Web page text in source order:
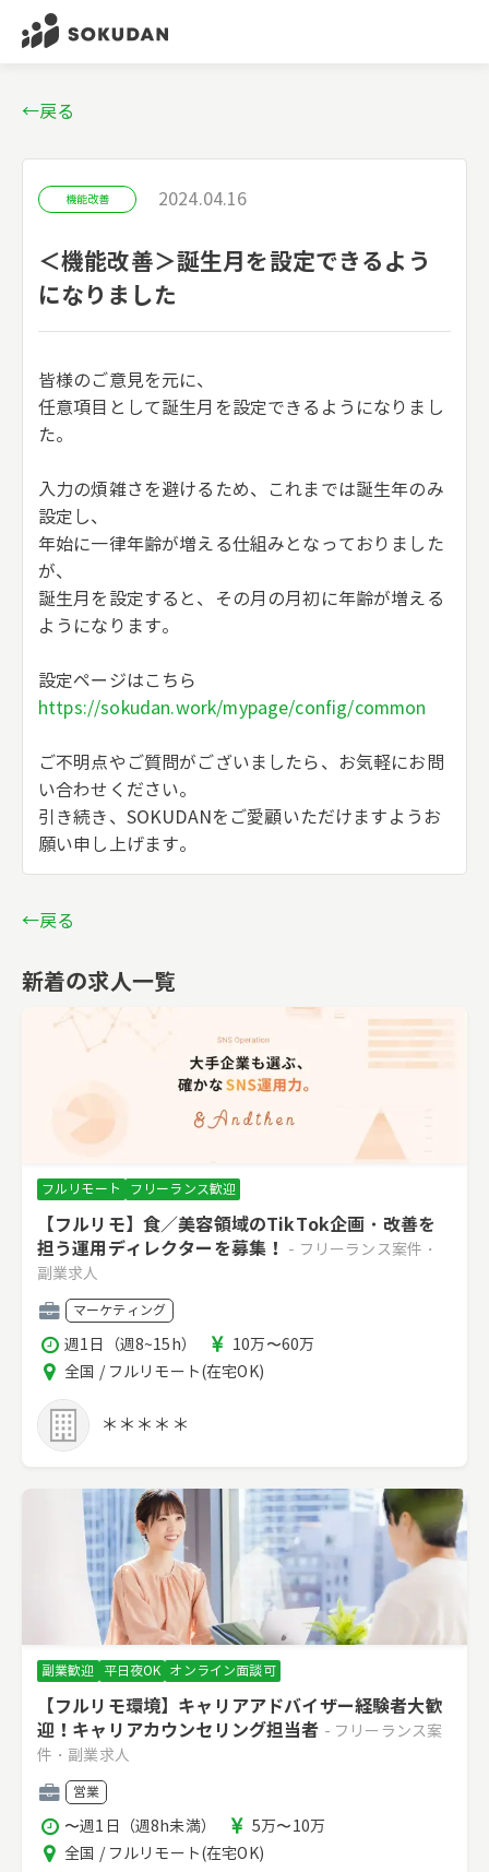
←戻る
機能改善 2024.04.16
＜機能改善＞誕生月を設定できるよう
になりました
皆様のご意見を元に、
任意項目として誕生月を設定できるようになりまし
た。
入力の煩雑さを避けるため、これまでは誕生年のみ
設定し、
年始に一律年齢が増える仕組みとなっておりました
が、
誕生月を設定すると、その月の月初に年齢が増える
ようになります。
設定ページはこちら
https://sokudan.work/mypage/config/common
ご不明点やご質問がございましたら、お気軽にお問
い合わせください。
引き続き、SOKUDANをご愛顧いただけますようお
願い申し上げます。
←戻る
新着の求人一覧
フルリモート フリーランス歓迎
【フルリモ】食／美容領域のTikTok企画・改善を
担う運用ディレクターを募集！
- フリーランス案件・
副業求人
職
種
マーケティング
稼
働
時
間
週1日（週8~15h）
報
酬
10万〜60万
エ
ア
全国 / フルリモート(在宅OK)
＊＊＊＊＊
副業歓迎 平日夜OK オンライン面談可
【フルリモ環境】キャリアアドバイザー経験者大歓
迎！キャリアカウンセリング担当者 - フリーランス案
件・副業求人
職
種
営業
稼
働
時
〜週1日（週8h未満）
報
酬
5万〜10万
エ
全国 / フルリモート(在宅OK)